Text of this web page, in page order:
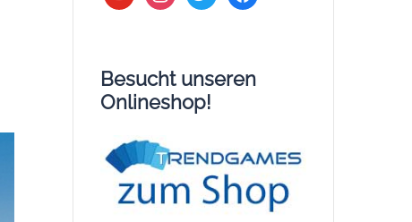
Besucht unseren
Onlineshop!